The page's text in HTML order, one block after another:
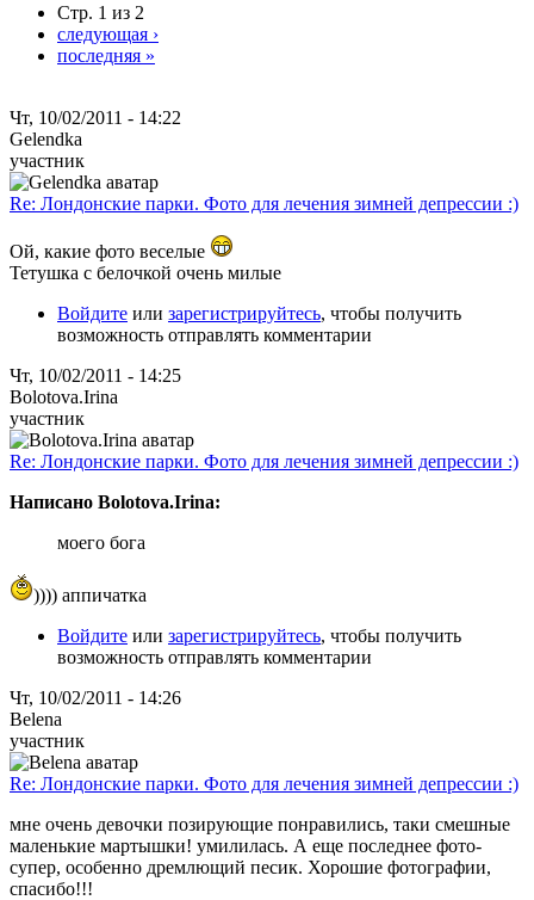
Стр. 1 из 2
следующая ›
последняя »
Чт, 10/02/2011 - 14:22
Gelendka
участник
Re: Лондонские парки. Фото для лечения зимней депрессии :)
Ой, какие фото веселые
Тетушка с белочкой очень милые
Войдите или зарегистрируйтесь, чтобы получить
возможность отправлять комментарии
Чт, 10/02/2011 - 14:25
Bolotova.Irina
участник
Re: Лондонские парки. Фото для лечения зимней депрессии :)
Написано Bolotova.Irina:
моего бога
)))) аппичатка
Войдите или зарегистрируйтесь, чтобы получить
возможность отправлять комментарии
Чт, 10/02/2011 - 14:26
Belena
участник
Re: Лондонские парки. Фото для лечения зимней депрессии :)
мне очень девочки позирующие понравились, таки смешные
маленькие мартышки! умилилась. А еще последнее фото-
супер, особенно дремлющий песик. Хорошие фотографии,
спасибо!!!